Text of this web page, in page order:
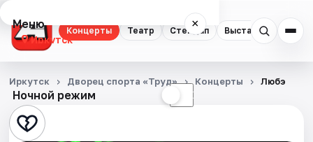
Концерты Театр Стендап Выставки
Меню ×
Иркутск
Концерты
Театр
Ночной режим ☾
Иркутск Дворец спорта «Труд» Концерты Любэ